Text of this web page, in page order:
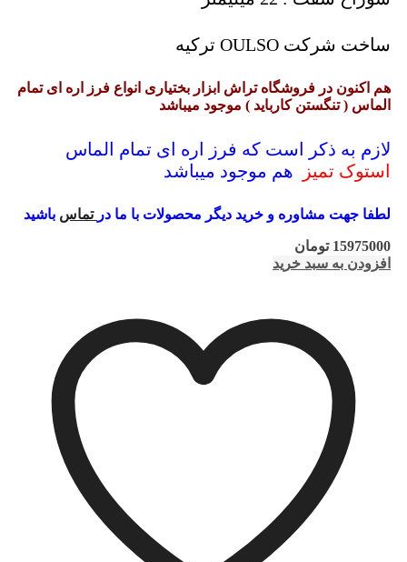
ساخت شرکت OULSO ترکیه
هم اکنون در فروشگاه تراش ابزار بختیاری انواع فرز اره ای تمام
الماس ( تنگستن کارباید ) موجود میباشد
لازم به ذکر است که فرز اره ای تمام الماس
استوک تمیز
هم موجود میباشد
لطفا جهت مشاوره و خرید دیگر محصولات با ما در تماس باشید
15975000 تومان
افزودن به سبد خرید